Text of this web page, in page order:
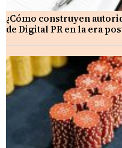
¿Cómo construyen
de Digital PR en la era